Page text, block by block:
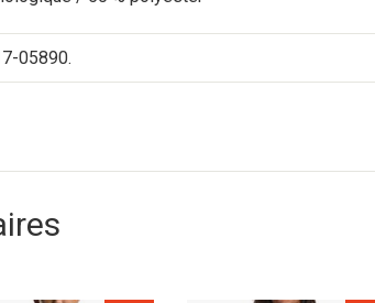
05890.